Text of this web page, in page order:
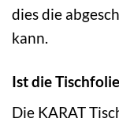
dies die
kann.
Ist die
Die KARAT